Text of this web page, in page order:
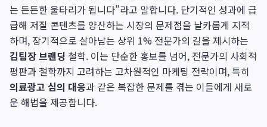
는 든든한 울타리가 됩니다”라고 말합니다. 단기적인 성과에 급
급해 저질 콘텐츠를 양산하는 시장의 문제점을 날카롭게 지적
하며, 장기적으로 살아남는 상위 1% 전문가의 길을 제시하는
김팀장 브랜딩 철학. 이는 단순한 홍보를 넘어, 전문가의 사회적
평판과 철학까지 고려하는 고차원적인 마케팅 전략이며, 특히
의료광고 심의 대응과 같은 복잡한 문제를 겪는 이들에게 새로
운 해법을 제공합니다.